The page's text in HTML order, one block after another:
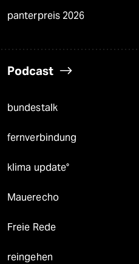
panterpreis 2026
Podcast
bundestalk
fernverbindung
klima update°
Mauerecho
Freie Rede
reingehen